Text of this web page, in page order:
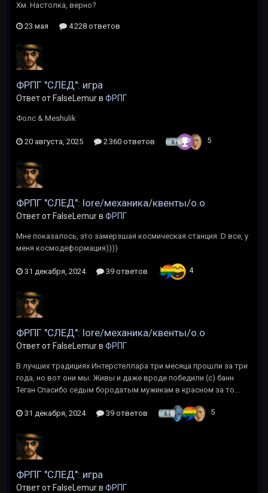
Хм. Настолка, верно?
23 мая 4 228 ответов
ФРПГ "СЛЕД": игра
Ответ от FalseLemur в ФРПГ
Фолс & Meshulik
20 августа, 2025 2 360 ответов 5
ФРПГ "СЛЕД": lore/механика/квенты/о.о
Ответ от FalseLemur в ФРПГ
Мне показалось, это замерзшая космическая станция :D все, у
меня космодеформация))))
31 декабря, 2024 39 ответов 4
ФРПГ "СЛЕД": lore/механика/квенты/о.о
Ответ от FalseLemur в ФРПГ
В лучших традициях Интерстеллара три месяца прошли за три
года, но вот они мы. Живы и даже вроде победили (с) банн
Теган Спасибо седым бородатым мужикам в красном за то...
31 декабря, 2024 39 ответов 5
ФРПГ "СЛЕД": игра
Ответ от FalseLemur в ФРПГ